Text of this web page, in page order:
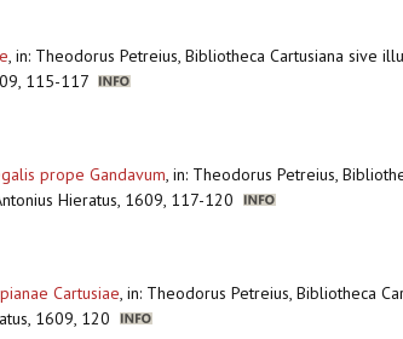
, in: Theodorus Petreius, Bibliotheca Cartusiana sive
115-117
prope Gandavum, in: Theodorus Petreius,
Hieratus, 1609, 117-120
Cartusiae, in: Theodorus Petreius, Bibliotheca
1609, 120